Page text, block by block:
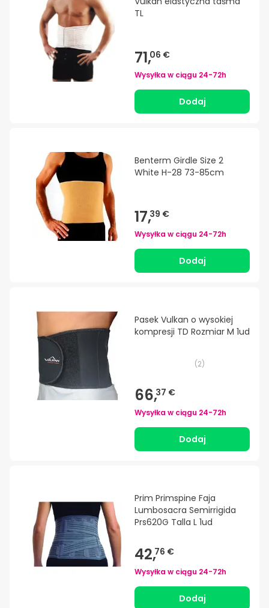
TL
71,06 €
Wysyłka w ciągu 24-72h
Dodaj
Benterm Girdle Size 2
White H-28 73-85cm
17,39 €
Wysyłka w ciągu 24-72h
Dodaj
Pasek Vulkan o wysokiej
kompresji TD Rozmiar M 1ud
(2)
66,37 €
Wysyłka w ciągu 24-72h
Dodaj
Prim Primspine Faja
Lumbosacra Semirrigida
Prs620G Talla L 1ud
42,76 €
Wysyłka w ciągu 24-72h
Dodaj